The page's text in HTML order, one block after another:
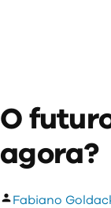
O
agora?
Publicado
Fabiano